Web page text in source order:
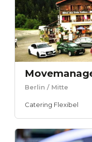
Berlin / Mitte
Catering Flexibel